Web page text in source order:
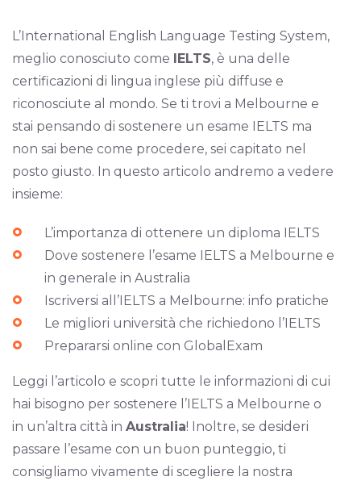
L’International English Language Testing System,
meglio conosciuto come IELTS, è una delle
certificazioni di lingua inglese più diffuse e
riconosciute al mondo. Se ti trovi a Melbourne e
stai pensando di sostenere un esame IELTS ma
non sai bene come procedere, sei capitato nel
posto giusto. In questo articolo andremo a vedere
insieme:
L’importanza di ottenere un diploma IELTS
Dove sostenere l’esame IELTS a Melbourne e
in generale in Australia
Iscriversi all’IELTS a Melbourne: info pratiche
Le migliori università che richiedono l’IELTS
Prepararsi online con GlobalExam
Leggi l’articolo e scopri tutte le informazioni di cui
hai bisogno per sostenere l’IELTS a Melbourne o
in un’altra città in Australia! Inoltre, se desideri
passare l’esame con un buon punteggio, ti
consigliamo vivamente di scegliere la nostra